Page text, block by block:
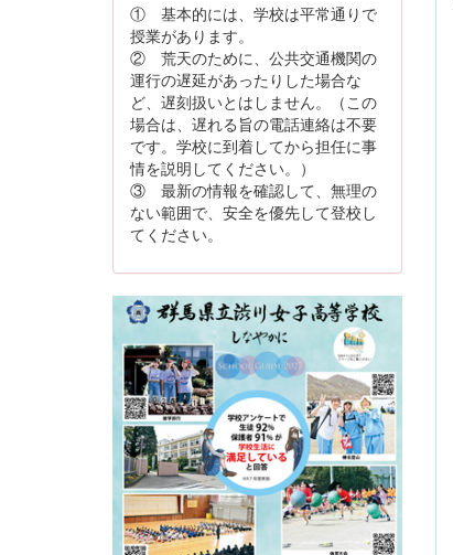
① 基本的には、学校は平常通りで
授業があります。
② 荒天のために、公共交通機関の
運行の遅延があったりした場合な
ど、遅刻扱いとはしません。（この
場合は、遅れる旨の電話連絡は不要
です。学校に到着してから担任に事
情を説明してください。）
③ 最新の情報を確認して、無理の
ない範囲で、安全を優先して登校し
てください。